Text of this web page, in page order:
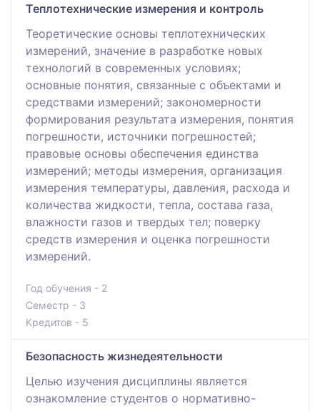
Теплотехнические измерения и контроль
Теоретические основы теплотехнических
измерений, значение в разработке новых
технологий в современных условиях;
основные понятия, связанные с объектами и
средствами измерений; закономерности
формирования результата измерения, понятия
погрешности, источники погрешностей;
правовые основы обеспечения единства
измерений; методы измерения, организация
измерения температуры, давления, расхода и
количества жидкости, тепла, состава газа,
влажности газов и твердых тел; поверку
средств измерения и оценка погрешности
измерений.
Год обучения - 2
Семестр - 3
Кредитов - 5
Безопасность жизнедеятельности
Целью изучения дисциплины является
ознакомление студентов о нормативно-